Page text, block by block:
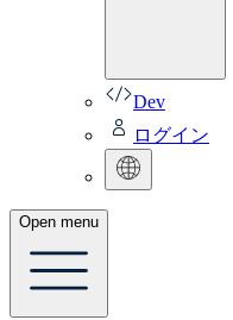
Dev
ログイン
Open menu